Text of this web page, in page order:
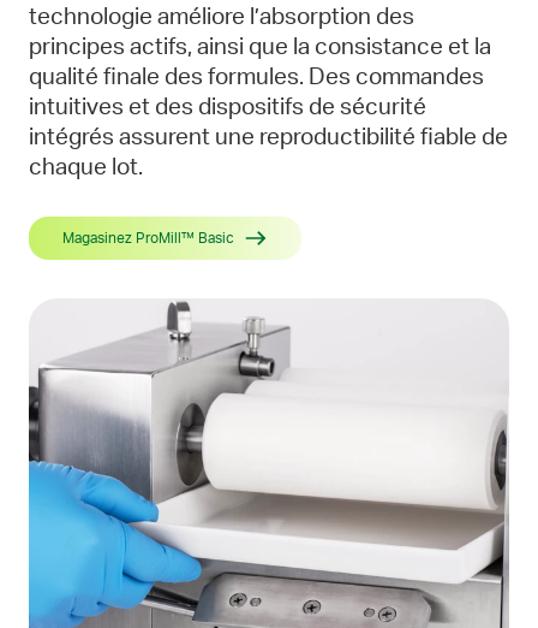
technologie améliore l’absorption des
principes actifs, ainsi que la consistance et la
qualité finale des formules. Des commandes
intuitives et des dispositifs de sécurité
intégrés assurent une reproductibilité fiable de
chaque lot.
Magasinez ProMill™ Basic